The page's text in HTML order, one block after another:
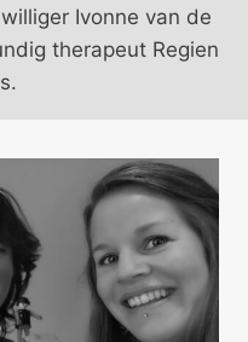
Ivonne van de
therapeut Regien